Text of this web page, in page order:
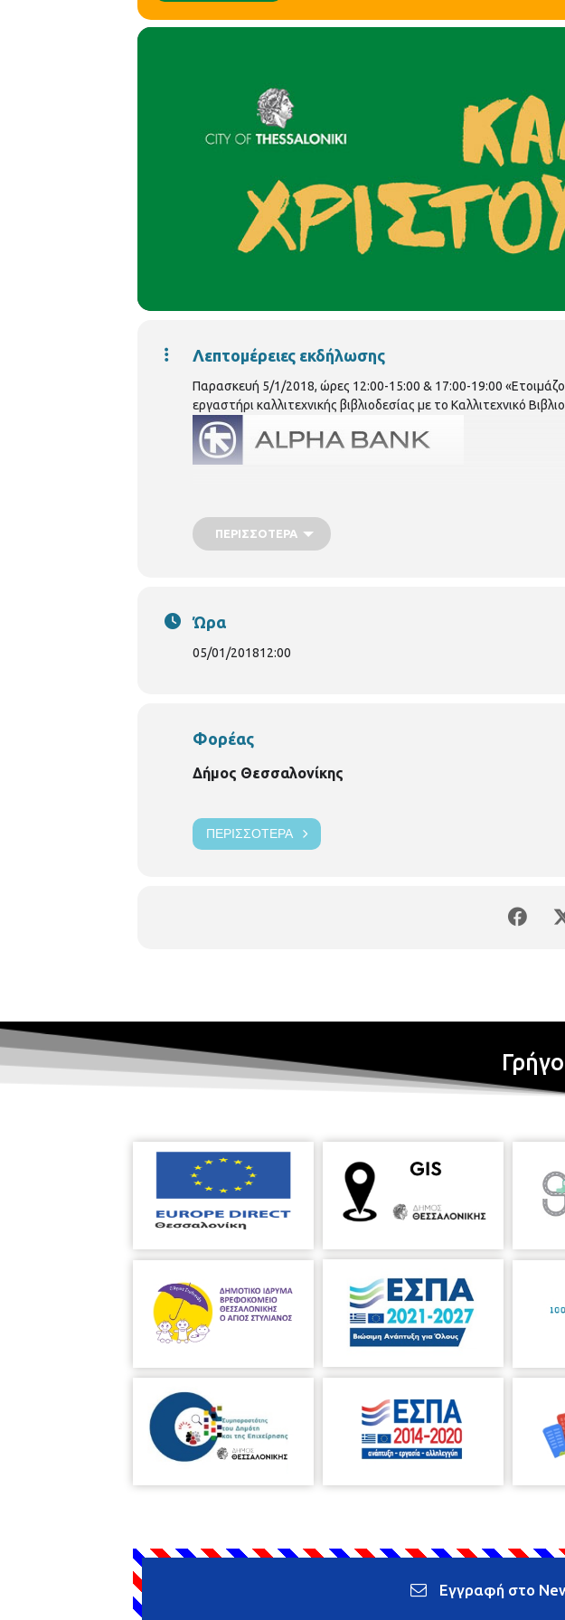
Λεπτομέρειες εκδήλωσης
Παρασκευή 5/1/2018, ώρες 12:00-15:00 & 17:00-19:00
εργαστήρι καλλιτεχνικής βιβλιοδεσίας με το Καλλιτεχνικό
ΠΕΡΙΣΣΌΤΕΡΑ
Ώρα
05/01/201812:00
Φορέας
Δήμος Θεσσαλονίκης
ΠΕΡΙΣΣΌΤΕΡΑ
Εγγραφή στο